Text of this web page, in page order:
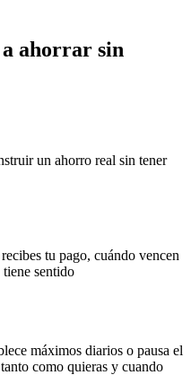
ahorrar sin
un ahorro real sin tener
tu pago, cuándo vencen
sentido
máximos diarios o pausa el
como quieras y cuando